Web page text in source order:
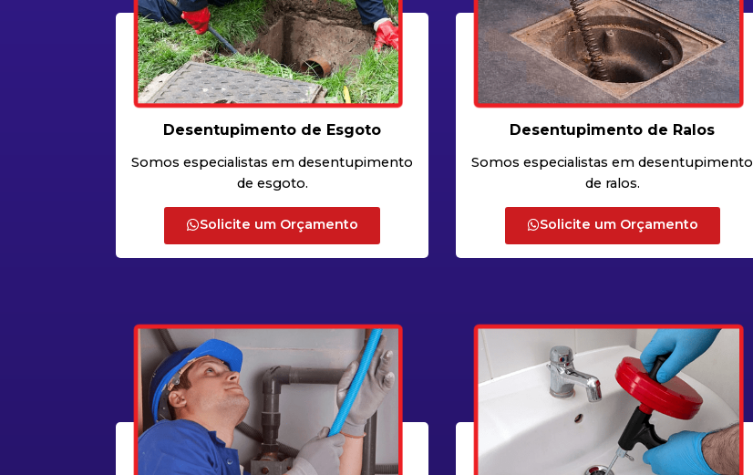
Desentupimento de Esgoto
Somos especialistas em desentupimento
de esgoto.
Solicite um Orçamento
Desentupimento de Ralos
Somos especialistas em desentupimento
de ralos.
Solicite um Orçamento